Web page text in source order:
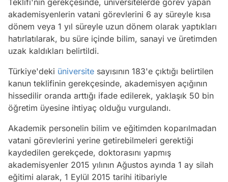
Teklifi'nin gerekçesinde, üniversitelerde görev yapan
akademisyenlerin vatani görevlerini 6 ay süreyle kısa
dönem veya 1 yıl süreyle uzun dönem olarak yaptıkları
hatırlatılarak, bu süre içinde bilim, sanayi ve üretimden
uzak kaldıkları belirtildi.
Türkiye'deki üniversite sayısının 183'e çıktığı belirtilen
kanun teklifinin gerekçesinde, akademisyen açığının
hissedilir oranda arttığı ifade edilerek, yaklaşık 50 bin
öğretim üyesine ihtiyaç olduğu vurgulandı.
Akademik personelin bilim ve eğitimden koparılmadan
vatani görevlerini yerine getirebilmeleri gerektiği
kaydedilen gerekçede, doktorasını yapmış
akademisyenler 2015 yılının Ağustos ayında 1 ay silah
eğitimi alarak, 1 Eylül 2015 tarihi itibariyle